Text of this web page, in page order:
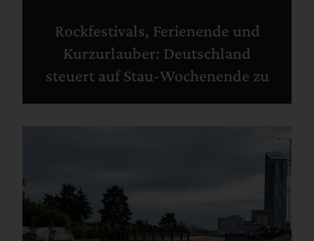
Rockfestivals, Ferienende und
Kurzurlauber: Deutschland
steuert auf Stau-Wochenende zu